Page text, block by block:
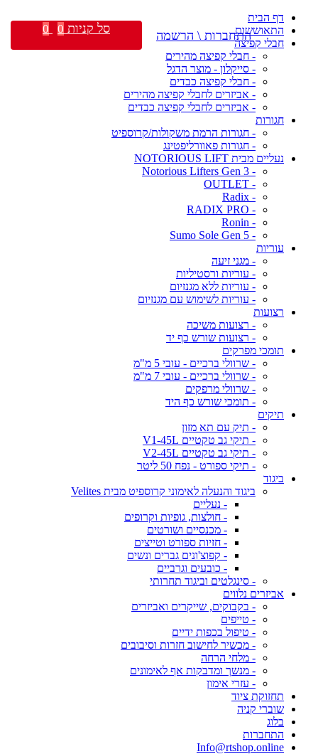
דף הבית
התאוששות
חבלי קפיצה
- חבלי קפיצה מהירים
- סייקלון - מוצר הדגל
- חבלי קפיצה כבדים
- אביזרים לחבלי קפיצה מהירים
- אביזרים לחבלי קפיצה כבדים
חגורות
- חגורות הרמת משקולות/קרוספיט
- חגורות פאוורליפטינג
נעליים מבית NOTORIOUS LIFT
- Notorious Lifters Gen 3
- OUTLET
- Radix
- RADIX PRO
- Ronin
- Sumo Sole Gen 5
עוריות
- מגני זיעה
- עוריות ורסטיליות
- עוריות ללא מגנזיום
- עוריות לשימוש עם מגנזיום
רצועות
- רצועות משיכה
- רצועות שורש כף יד
תומכי מפרקים
- שרוולי ברכיים - עובי 5 מ"מ
- שרוולי ברכיים - עובי 7 מ"מ
- שרוולי מרפקים
- תומכי שורש כף היד
תיקים
- תיק עם תא מזון
- תיקי גב טקטיים V1-45L
- תיקי גב טקטיים V2-45L
- תיקי ספורט - נפח 50 ליטר
ביגוד
ביגוד והנעלה לאימוני קרוספיט מבית Velites
- נעליים
- חולצות, גופיות וקרופים
- מכנסיים ושורטים
- חזיות ספורט וטייצים
- קפוצ'ונים גברים ונשים
- כובעים וגרביים
- סינגלטים וביגוד תחרותי
אביזרים נלווים
- בקבוקים, שייקרים ואביזרים
- טייפים
- טיפול בכפות ידיים
- מכשיר לחישוב חזרות וסיבובים
- מלחי הרחה
- מנשך ומדבקות אף לאימונים
- עזרי אימון
תחזוקת ציוד
שוברי קניה
בלוג
התחברות
Info@rtshop.online
התחברות \ הרשמה סל קניות 0
0